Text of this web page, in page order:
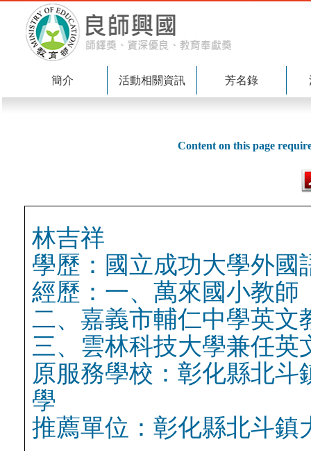
簡介 活動相關資訊 芳名錄
Content on this page
林吉祥
學歷：國立成功大學外國
經歷：一、萬來國小教師
二、嘉義市輔仁中學英文
三、雲林科技大學兼任英
原服務學校：彰化縣北斗
學
推薦單位：彰化縣北斗鎮